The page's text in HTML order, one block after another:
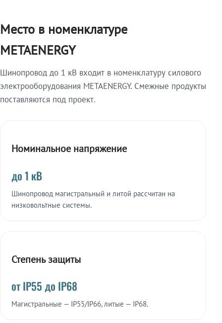
Место в номенклатуре
METAENERGY
Шинопровод до 1 кВ входит в номенклатуру силового
электрооборудования METAENERGY. Смежные продукты
поставляются под проект.
Номинальное напряжение
до 1 кВ
Шинопровод магистральный и литой рассчитан на
низковольтные системы.
Степень защиты
от IP55 до IP68
Магистральные — IP55/IP66, литые — IP68.